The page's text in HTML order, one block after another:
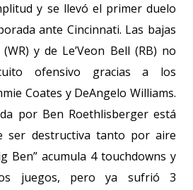
y se llevó el primer duelo
ante Cincinnati. Las bajas
y de Le’Veon Bell (RB) no
ofensivo gracias a los
Coates y DeAngelo Williams.
por Ben Roethlisberger está
ser destructiva tanto por aire
Ben” acumula 4 touchdowns y
juegos, pero ya sufrió 3